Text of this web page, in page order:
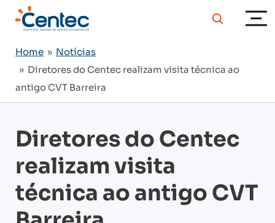
Home » Notícias
» Diretores do Centec realizam visita técnica ao
antigo CVT Barreira
Diretores do Centec
realizam visita
técnica ao antigo CVT